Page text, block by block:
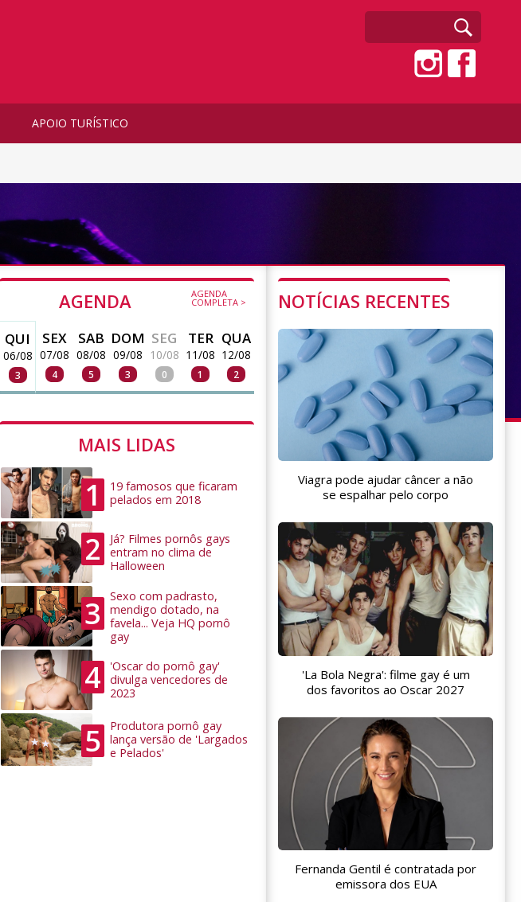
APOIO TURÍSTICO
AGENDA AGENDA
COMPLETA >
QUI
06/08
3
SEX
07/08
4
SAB
08/08
5
DOM
09/08
3
SEG
10/08
0
TER
11/08
1
QUA
12/08
2
MAIS LIDAS
1
19 famosos que ficaram
pelados em 2018
2
Já? Filmes pornôs gays
entram no clima de
Halloween
3
Sexo com padrasto,
mendigo dotado, na
favela... Veja HQ pornô
gay
4
'Oscar do pornô gay'
divulga vencedores de
2023
5
Produtora pornô gay
lança versão de 'Largados
e Pelados'
NOTÍCIAS RECENTES
Viagra pode ajudar câncer a não
se espalhar pelo corpo
'La Bola Negra': filme gay é um
dos favoritos ao Oscar 2027
Fernanda Gentil é contratada por
emissora dos EUA